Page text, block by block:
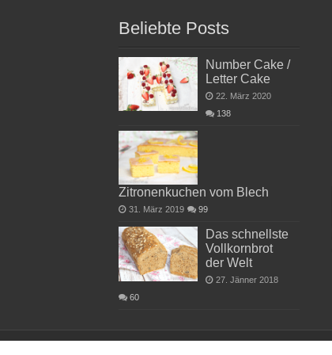
Beliebte Posts
Number Cake /
Letter Cake
22. März 2020
138
Zitronenkuchen vom Blech
31. März 2019 99
Das schnellste
Vollkornbrot
der Welt
27. Jänner 2018
60